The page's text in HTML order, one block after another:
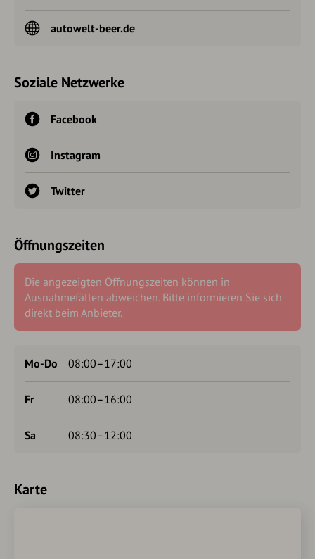
autowelt-beer.de
Soziale Netzwerke
Facebook
Instagram
Twitter
Öffnungszeiten
Die angezeigten Öffnungszeiten können in
Ausnahmefällen abweichen. Bitte informieren Sie sich
direkt beim Anbieter.
Mo-Do 08:00–17:00
Fr 08:00–16:00
Sa 08:30–12:00
Karte